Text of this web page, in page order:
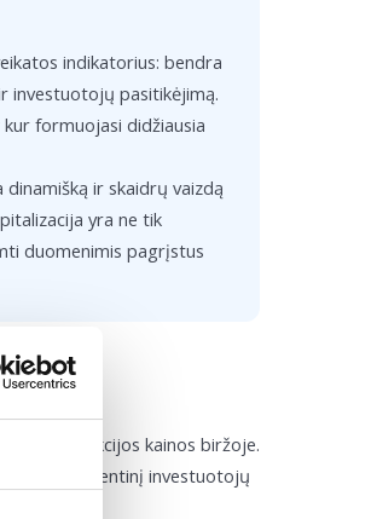
indikatorius: bendra
investuotojų pasitikėjimą.
formuojasi didžiausia
ir skaidrų vaizdą
yra ne tik
duomenimis pagrįstus
vienos akcijos kainos biržoje.
momentinį investuotojų